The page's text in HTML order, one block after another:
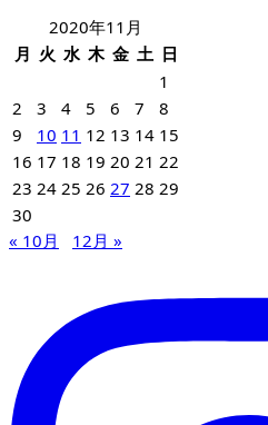
2020年11月
月 火 水 木 金 土 日
1
2
3 4 5 6 7
8
9
10 11 12 13 14 15
16 17 18 19 20 21 22
23 24 25 26 27 28 29
30
« 10月
12月 »